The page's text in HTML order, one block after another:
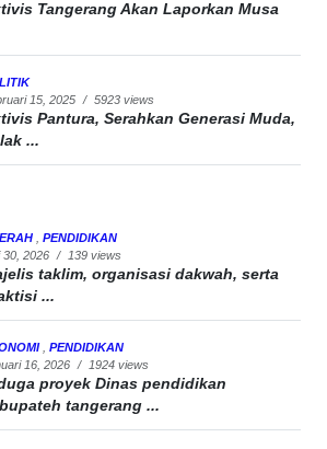
Tangerang Akan Laporkan Musa
15, 2025 / 5923 views
Pantura, Serahkan Generasi Muda,
...
PENDIDIKAN
30, 2026 / 139 views
taklim, organisasi dakwah, serta
...
PENDIDIKAN
16, 2026 / 1924 views
proyek Dinas pendidikan
tangerang ...